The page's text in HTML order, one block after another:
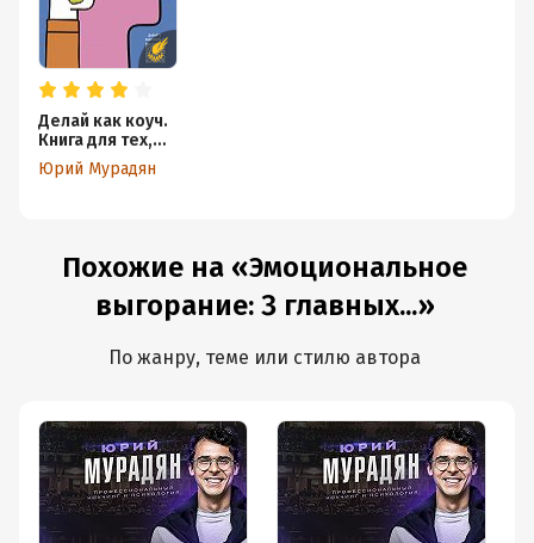
Делай как коуч.
Книга для тех,
кто хочет
достичь
Юрий Мурадян
Похожие на «Эмоциональное
выгорание: 3 главных...»
По жанру, теме или стилю автора